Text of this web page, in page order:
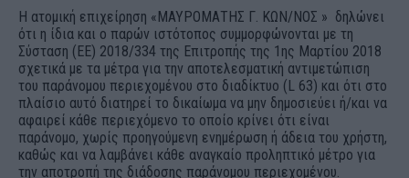
Η ατομική επιχείρηση «ΜΑΥΡΟΜΑΤΗΣ Γ. ΚΩΝ/ΝΟΣ » δηλώνει
ότι η ίδια και ο παρών ιστότοπος συμμορφώνονται με τη
Σύσταση (ΕΕ) 2018/334 της Επιτροπής της 1ης Μαρτίου 2018
σχετικά με τα μέτρα για την αποτελεσματική αντιμετώπιση
του παράνομου περιεχομένου στο διαδίκτυο (L 63) και ότι στο
πλαίσιο αυτό διατηρεί το δικαίωμα να μην δημοσιεύει ή/και να
αφαιρεί κάθε περιεχόμενο το οποίο κρίνει ότι είναι
παράνομο, χωρίς προηγούμενη ενημέρωση ή άδεια του χρήστη,
καθώς και να λαμβάνει κάθε αναγκαίο προληπτικό μέτρο για
την αποτροπή της διάδοσης παράνομου περιεχομένου.